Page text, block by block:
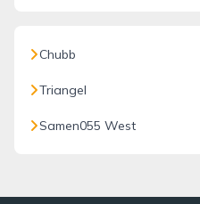
Chubb
Triangel
Samen055 West